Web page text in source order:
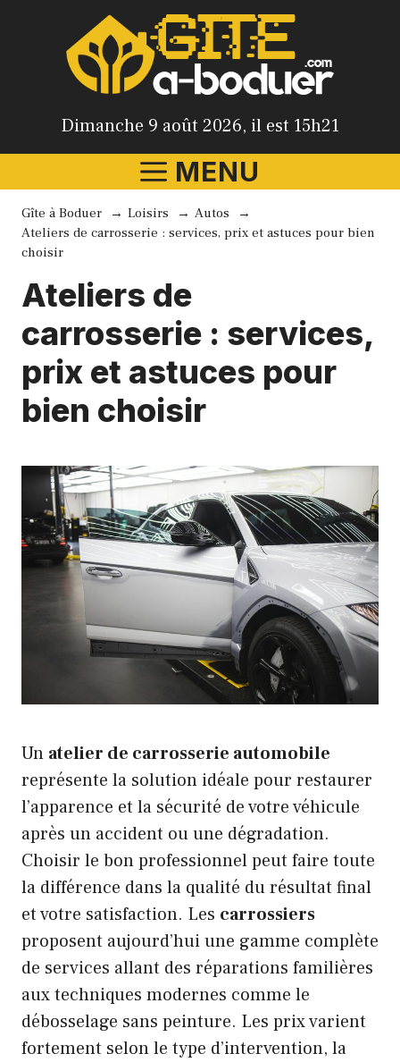
Dimanche 9 août 2026, il est 15h21
MENU
Gîte à Boduer Loisirs
Autos
Ateliers de carrosserie : services, prix et astuces pour bien
choisir
Ateliers de
carrosserie : services,
prix et astuces pour
bien choisir
Un atelier de carrosserie automobile
représente la solution idéale pour restaurer
l’apparence et la sécurité de votre véhicule
après un accident ou une dégradation.
Choisir le bon professionnelpeut faire toute
la différence dans la qualité du résultat final
et votre satisfaction. Les carrossiers
proposent aujourd’hui une gamme complète
de services allant des réparations familières
aux techniques modernes comme le
débosselage sans peinture. Les prix varient
fortement selon le type d’intervention, la